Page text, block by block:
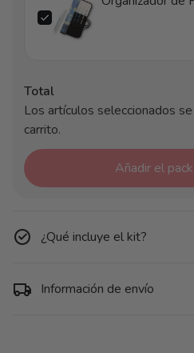
Total
Los artículos seleccionados
carrito.
Añadir el
¿Qué incluye el kit?
Información de envío